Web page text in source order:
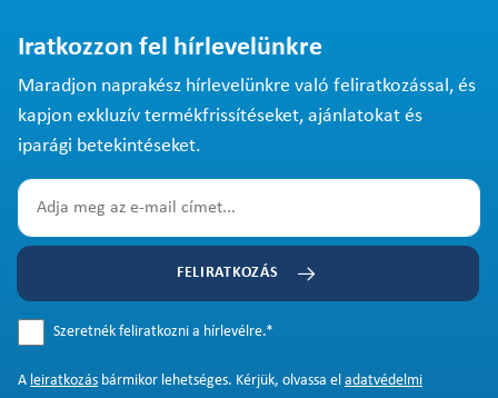
Iratkozzon fel hírlevelünkre
Maradjon naprakész hírlevelünkre való feliratkozással, és
kapjon exkluzív termékfrissítéseket, ajánlatokat és
iparági betekintéseket.
FELIRATKOZÁS
Szeretnék feliratkozni a hírlevélre.*
A leiratkozás bármikor lehetséges. Kérjük, olvassa el adatvédelmi